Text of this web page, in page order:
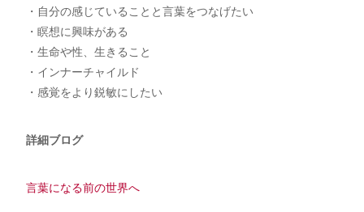
・自分の感じていることと言葉をつなげたい
・瞑想に興味がある
・生命や性、生きること
・インナーチャイルド
・感覚をより鋭敏にしたい
詳細ブログ
言葉になる前の世界へ